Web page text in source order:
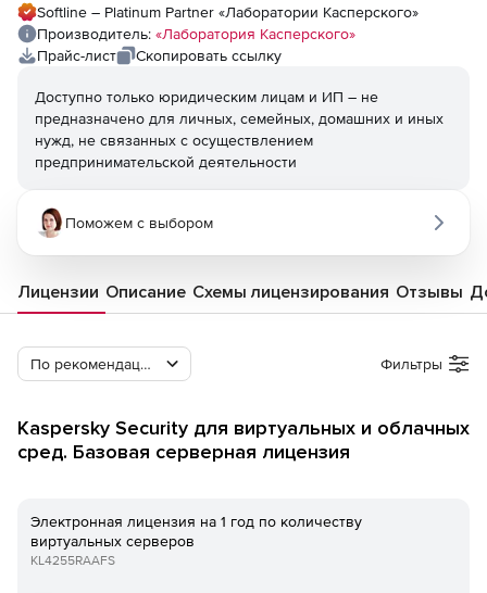
Softline – Platinum Partner «Лаборатории Касперского»
Производитель: «Лаборатория Касперского»
Прайс-лист
Скопировать ссылку
Доступно только юридическим лицам и ИП – не
предназначено для личных, семейных, домашних и иных
нужд, не связанных с осуществлением
предпринимательской деятельности
Поможем с выбором
Лицензии Описание Схемы лицензирования Отзывы
По рекомендации Softline Фильтры
Kaspersky Security для виртуальных и облачных
сред. Базовая серверная лицензия
Электронная лицензия на 1 год по количеству
виртуальных серверов
KL4255RAAFS